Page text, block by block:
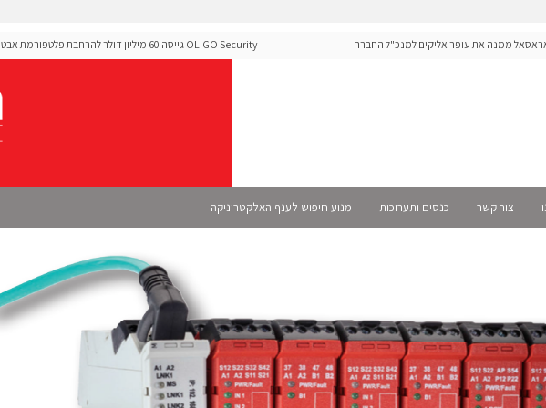
ממנה את עופר אליקים למנכ"ל החברה
OLIGO Security גייסה 60 מיליון דולר להרחבת פלטפורמת אבטחת
צור קשר כנסים ותערוכות מנוע חיפוש לענף האלקטרוניקה